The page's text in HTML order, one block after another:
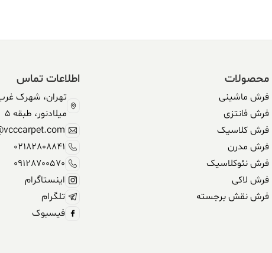
محصولات
فرش ماشینی
فرش فانتزی
فرش کلاسیک
فرش مدرن
فرش نئوکلاسیک
فرش لاکی
فرش نقش برجسته
اطلاعات تماس
تهران، شهرک
میلادنور، طبقه 5
02182808841
09128700570
اینستاگرام
تلگرام
فیسبوک